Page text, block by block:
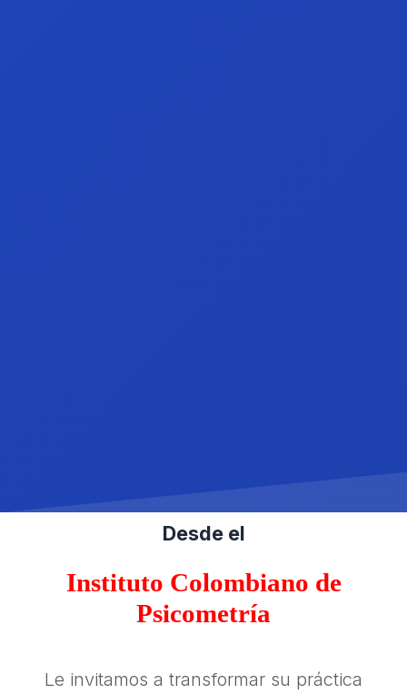
Desde el
Instituto Colombiano de
Psicometría
Le invitamos a transformar su práctica